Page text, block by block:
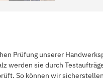
Prüfung unserer
werden sie durch
So können wir